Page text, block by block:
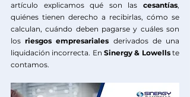
artículo explicamos qué son las cesantías,
quiénes tienen derecho a recibirlas, cómo se
calculan, cuándo deben pagarse y cuáles son
los riesgos empresariales derivados de una
liquidación incorrecta. En Sinergy & Lowells te
contamos.